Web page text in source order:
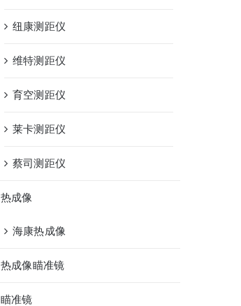
纽康测距仪
维特测距仪
育空测距仪
莱卡测距仪
蔡司测距仪
热成像
海康热成像
热成像瞄准镜
瞄准镜